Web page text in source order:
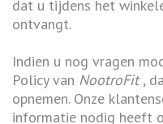
dat u tijdens het
ontvangt.
Indien u nog vragen
Policy van NootroFit,
opnemen. Onze
informatie nodig heeft